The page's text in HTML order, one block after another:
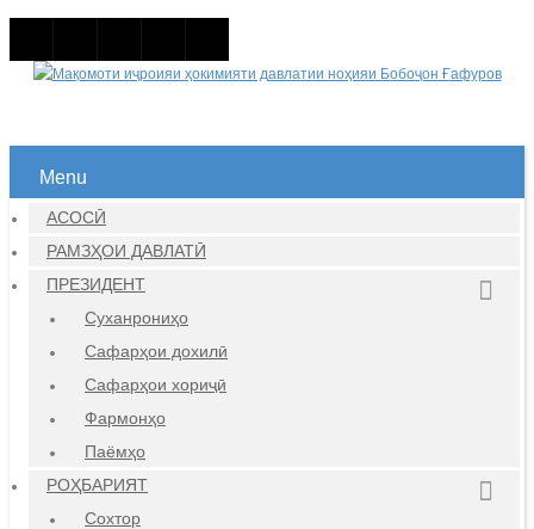
Menu
АСОСӢ
РАМЗҲОИ ДАВЛАТӢ
ПРЕЗИДЕНТ
Суханрониҳо
Сафарҳои дохилӣ
Сафарҳои хориҷӣ
Фармонҳо
Паёмҳо
РОҲБАРИЯТ
Сохтор